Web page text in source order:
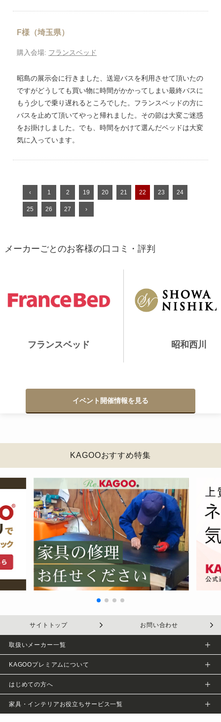
F様（埼玉県）
購入会場: フランスベッド
昭島の展示会に行きました、送迎バスを利用させて頂いたの
ですがどうしても買い物に時間がかかってしまい最終バスに
もう少しで乗り遅れるところでした。フランスベッドの方に
バスを止めて頂いてやっと帰れました。その節は大変ご迷惑
をお掛けしました。でも、時間をかけて選んだベッドは大変
気に入っています。
‹ 1 2 19 20 21 22 23 24
25 26 27 ›
メーカーごとのお客様の口コミ・評判
フランスベッド 昭和西川
イベント開催情報を見る
KAGOOおすすめ特集
サイトトップ お問い合わせ
取扱いメーカー一覧
KAGOOプレミアムについて
会社概要
プライバシーポリシー
はじめての方へ
KAGOOについて
家具・インテリアお役立ちサービス一覧